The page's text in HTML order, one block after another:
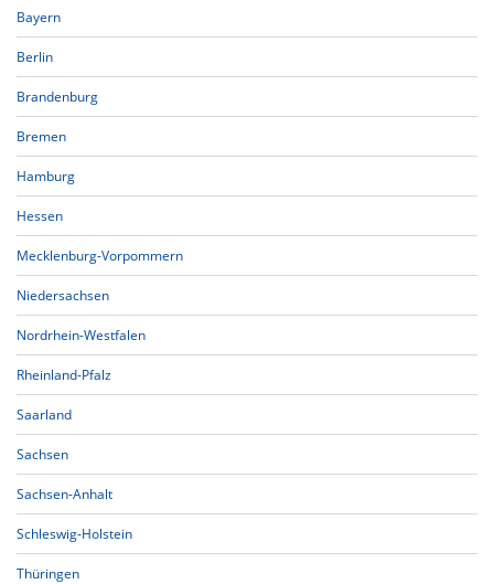
Bayern
Berlin
Brandenburg
Bremen
Hamburg
Hessen
Mecklenburg-Vorpommern
Niedersachsen
Nordrhein-Westfalen
Rheinland-Pfalz
Saarland
Sachsen
Sachsen-Anhalt
Schleswig-Holstein
Thüringen